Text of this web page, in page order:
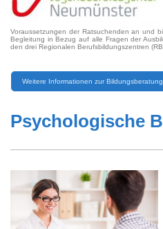
Voraussetzungen der Ratsuchenden an und
Begleitung in Bezug auf alle Fragen der
den drei Regionalen Berufsbildungszentren
Weitere Informationen zur
Psychologische